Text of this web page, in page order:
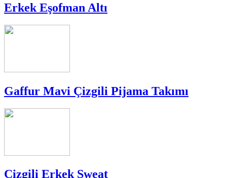
Erkek Eşofman Altı
Gaffur Mavi Çizgili Pijama Takımı
Çizgili Erkek Sweat